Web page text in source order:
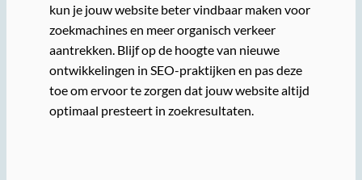
kun je jouw website beter vindbaar maken voor
zoekmachines en meer organisch verkeer
aantrekken. Blijf op de hoogte van nieuwe
ontwikkelingen in SEO-praktijken en pas deze
toe om ervoor te zorgen dat jouw website altijd
optimaal presteert in zoekresultaten.